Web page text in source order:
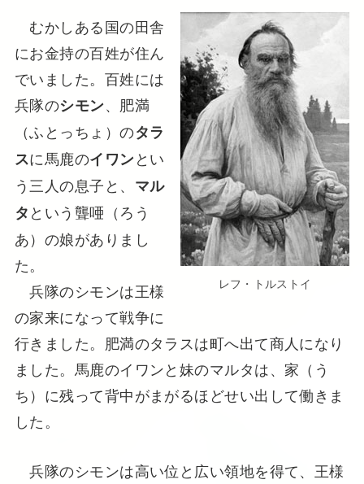
レフ・トルストイ
むかしある国の田舎
にお金持の百姓が住ん
でいました。百姓には
兵隊のシモン、肥満
（ふとっちょ）のタラ
スに馬鹿のイワンとい
う三人の息子と、 マル
タという聾唖（ろう
あ）の娘がありまし
た。
兵隊のシモンは王様
の家来になって戦争に
行きました。肥満のタラスは町へ出て商人になり
ました。馬鹿のイワンと妹のマルタは、家（う
ち）に残って背中がまがるほどせい出して働きま
した。
兵隊のシモンは高い位と広い領地を得て、王様